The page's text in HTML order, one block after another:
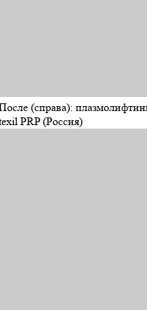
(справа):
PRP (Россия)